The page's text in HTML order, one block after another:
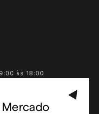
às 18:00